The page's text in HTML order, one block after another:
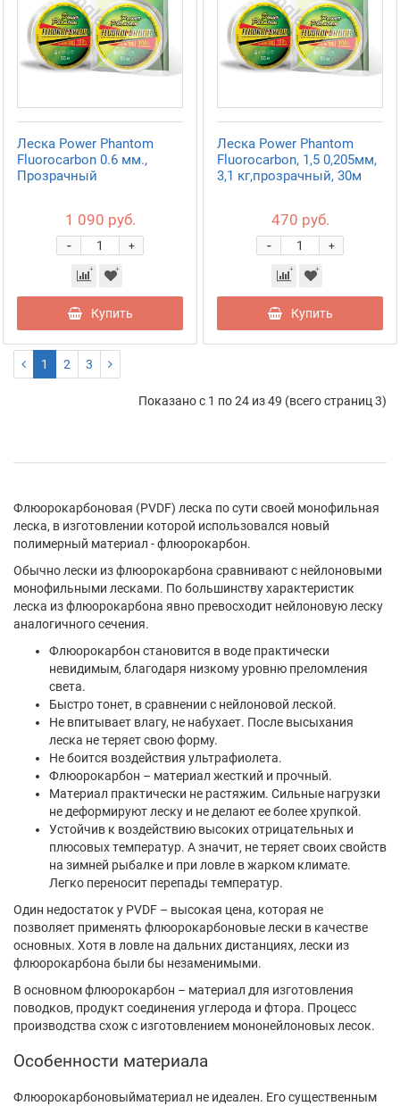
Леска Power Phantom
Fluorocarbon 0.6 мм.,
Прозрачный
1 090 руб.
+
-
Купить
Леска Power Phantom
Fluorocarbon, 1,5 0,205мм,
3,1 кг,прозрачный, 30м
470 руб.
+
-
Купить
1 2 3
Показано с 1 по 24 из 49 (всего страниц 3)
Флюорокарбоновая (PVDF) леска по сути своей монофильная
леска, в изготовлении которой использовался новый
полимерный материал - флюорокарбон.
Обычно лески из флюорокарбона сравнивают с нейлоновыми
монофильными лесками. По большинству характеристик
леска из флюорокарбона явно превосходит нейлоновую леску
аналогичного сечения.
Флюорокарбон становится в воде практически
невидимым, благодаря низкому уровню преломления
света.
Быстро тонет, в сравнении с нейлоновой леской.
Не впитывает влагу, не набухает. После высыхания
леска не теряет свою форму.
Не боится воздействия ультрафиолета.
Флюорокарбон – материал жесткий и прочный.
Материал практически не растяжим. Сильные нагрузки
не деформируют леску и не делают ее более хрупкой.
Устойчив к воздействию высоких отрицательных и
плюсовых температур. А значит, не теряет своих свойств
на зимней рыбалке и при ловле в жарком климате.
Легко переносит перепады температур.
Один недостаток у PVDF – высокая цена, которая не
позволяет применять флюорокарбоновые лески в качестве
основных. Хотя в ловле на дальних дистанциях, лески из
флюорокарбона были бы незаменимыми.
В основном флюорокарбон – материал для изготовления
поводков, продукт соединения углерода и фтора. Процесс
производства схож с изготовлением мононейлоновых лесок.
Особенности материала
Флюорокарбоновыйматериал не идеален. Его существенным